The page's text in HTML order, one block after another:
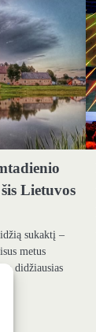
Lietuvos
sukaktį –
metus
o didžiausias